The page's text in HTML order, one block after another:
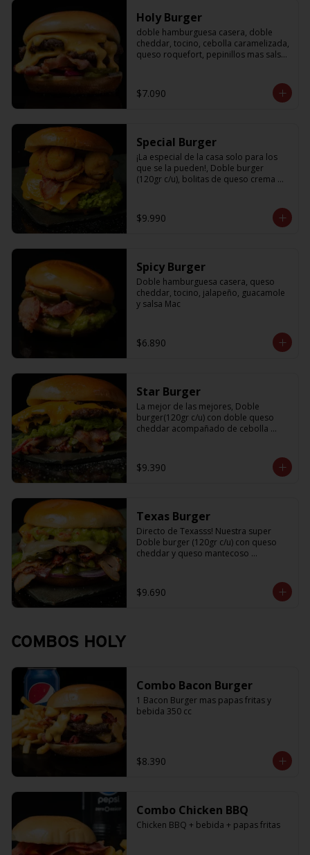
Holy Burger
doble hamburguesa casera, doble
cheddar, tocino, cebolla caramelizada,
queso roquefort, pepinillos mas salsa
$7.090
Special Burger
¡La especial de la casa solo para los
que se la pueden!, Doble burger
(120gr c/u), bolitas de queso crema
holy
$9.990
Spicy Burger
Doble hamburguesa casera, queso
cheddar, tocino, jalapeño, guacamole
y salsa Mac
$6.890
Star Burger
La mejor de las mejores, Doble
burger(120gr c/u) con doble queso
cheddar acompañado de cebolla
$9.390
Texas Burger
Directo de Texasss! Nuestra super
Doble burger (120gr c/u) con queso
cheddar y queso mantecoso
sabroso guamacole
$9.690
COMBOS HOLY
Combo Bacon Burger
1 Bacon Burger mas papas fritas y
bebida 350 cc
$8.390
Combo Chicken BBQ
Chicken BBQ + bebida + papas fritas